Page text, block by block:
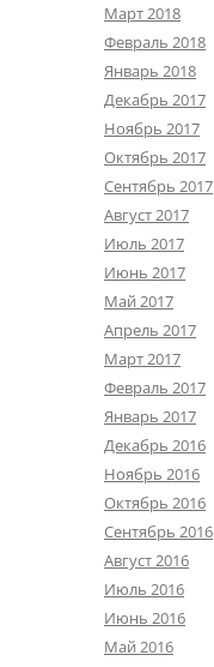
Март 2018
Февраль 2018
Январь 2018
Декабрь 2017
Ноябрь 2017
Октябрь 2017
Сентябрь 2017
Август 2017
Июль 2017
Июнь 2017
Май 2017
Апрель 2017
Март 2017
Февраль 2017
Январь 2017
Декабрь 2016
Ноябрь 2016
Октябрь 2016
Сентябрь 2016
Август 2016
Июль 2016
Июнь 2016
Май 2016